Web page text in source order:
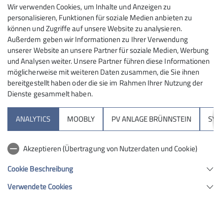
Wir verwenden Cookies, um Inhalte und Anzeigen zu
personalisieren, Funktionen für soziale Medien anbieten zu
können und Zugriffe auf unsere Website zu analysieren.
Außerdem geben wir Informationen zu Ihrer Verwendung
unserer Website an unsere Partner für soziale Medien, Werbung
und Analysen weiter. Unsere Partner führen diese Informationen
möglicherweise mit weiteren Daten zusammen, die Sie ihnen
bereitgestellt haben oder die sie im Rahmen Ihrer Nutzung der
Dienste gesammelt haben.
ANALYTICS MOOBLY PV ANLAGE BRÜNNSTEIN
Akzeptieren (Übertragung von Nutzerdaten und Cookie)
Cookie Beschreibung
Verwendete Cookies